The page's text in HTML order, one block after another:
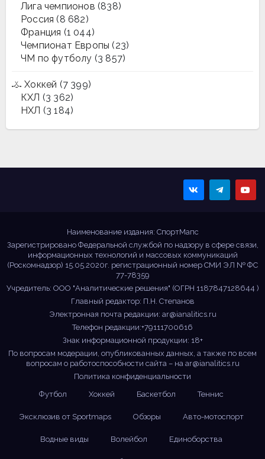
Лига чемпионов (838)
Россия (8 682)
Франция (1 044)
Чемпионат Европы (23)
ЧМ по футболу (3 857)
Хоккей (7 399)
КХЛ (3 362)
НХЛ (3 184)
Наименование издания: СпортМапс
Зарегистрировано Федеральной службой по надзору в сфере связи,
информационных технологий и массовых коммуникаций
(Роскомнадзор) 15.05.2020г. регистрационный номер СМИ ЭЛ № ФС
77-78359
Учредитель: ООО "Аналитические решения" (ОГРН 1187847128644 )
Главный редактор: П.Н. Степанов
Электронная почта редакции: ar@ianalitics.ru
Телефон редакции:+79111700616
Знак информационной продукции: 18+
По вопросам модерации, опубликованных данных, а также по всем
вопросам о работоспособности сайта – на ar@ianalitics.ru
Политика конфиденциальности
Футбол
Хоккей Баскетбол Теннис
Эксклюзив от Sportmaps Обзоры Авто-мотоспорт
Водные виды Волейбол Единоборства